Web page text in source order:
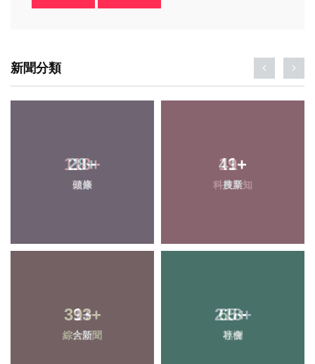
新聞分類
28+
頭條
41+
農業
393+
綜合新聞
218+
社會